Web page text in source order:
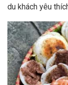
du khách y‎‎êu